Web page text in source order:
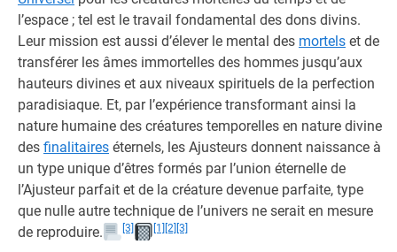
l’espace ; tel est le travail fondamental des dons divins.
Leur mission est aussi d’élever le mental des mortels et de
transférer les âmes immortelles des hommes jusqu’aux
hauteurs divines et aux niveaux spirituels de la perfection
paradisiaque. Et, par l’expérience transformant ainsi la
nature humaine des créatures temporelles en nature divine
des finalitaires éternels, les Ajusteurs donnent naissance à
un type unique d’êtres formés par l’union éternelle de
l’Ajusteur parfait et de la créature devenue parfaite, type
que nulle autre technique de l’univers ne serait en mesure
de reproduire.
[3] [1] [2] [3]